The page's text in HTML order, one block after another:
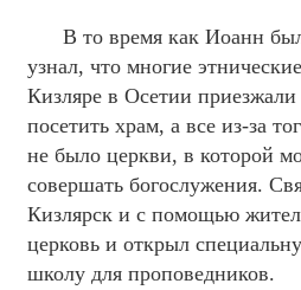
В то время как Иоанн
узнал, что многие
Кизляре в Осетии
посетить храм, а все из-за
не было церкви, в которой
совершать богослужения.
Кизлярск и с помощью
церковь и открыл
школу для проповедников.